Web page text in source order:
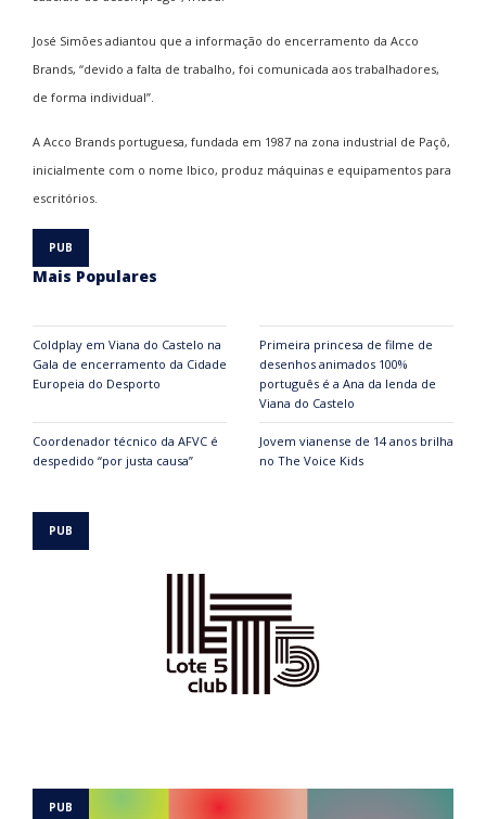
José Simões adiantou que a informação do encerramento da Acco
Brands, “devido a falta de trabalho, foi comunicada aos trabalhadores,
de forma individual”.
A Acco Brands portuguesa, fundada em 1987 na zona industrial de Paçô,
inicialmente com o nome Ibico, produz máquinas e equipamentos para
escritórios.
Mais Populares
Coldplay em Viana do Castelo na
Gala de encerramento da Cidade
Europeia do Desporto
Primeira princesa de filme de
desenhos animados 100%
português é a Ana da lenda de
Viana do Castelo
Coordenador técnico da AFVC é
despedido “por justa causa”
Jovem vianense de 14 anos brilha
no The Voice Kids